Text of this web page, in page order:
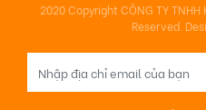
2020 Copyright CÔNG TY TNHH
Reserved.